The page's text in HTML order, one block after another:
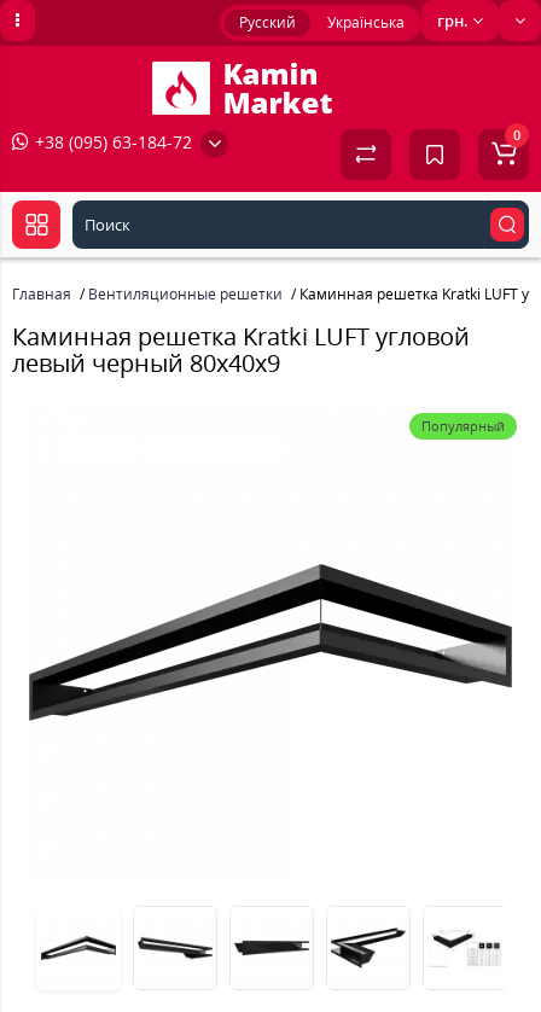
грн.
Русский Українська
+38 (095) 63-184-72 0
Главная Вентиляционные решетки Каминная решетка Kratki LUFT
Каминная решетка Kratki LUFT угловой
левый черный 80x40x9
Популярный